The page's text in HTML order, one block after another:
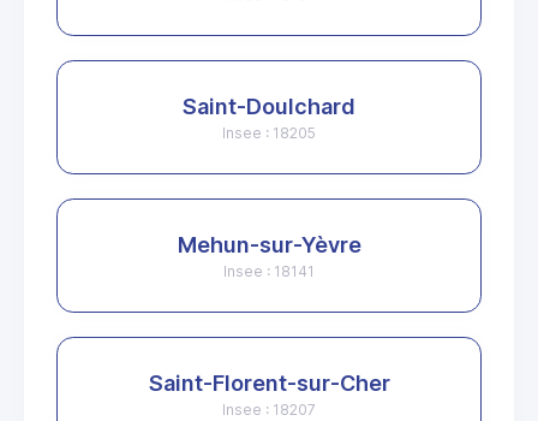
Saint-Doulchard
Insee : 18205
Mehun-sur-Yèvre
Insee : 18141
Saint-Florent-sur-Cher
Insee : 18207